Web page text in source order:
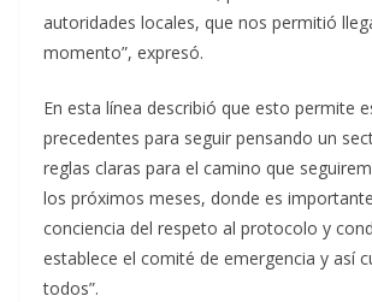
autoridades locales, que nos permitió
momento”, expresó.
En esta línea describió que esto permite
precedentes para seguir pensando un
reglas claras para el camino que
los próximos meses, donde es
conciencia del respeto al protocolo y
establece el comité de emergencia y así
todos”.